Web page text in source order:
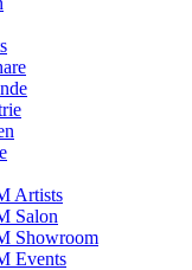
Artists
Salon
Showroom
Events